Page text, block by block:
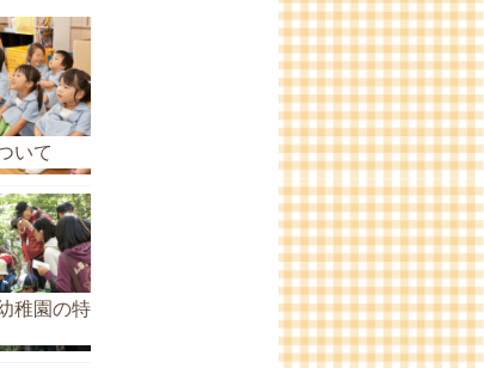
いて
稚園の特